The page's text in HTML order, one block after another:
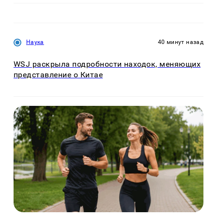
Наука 40 минут назад
WSJ раскрыла подробности находок, меняющих
представление о Китае